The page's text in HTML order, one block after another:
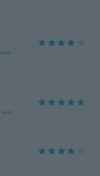
avis
avis